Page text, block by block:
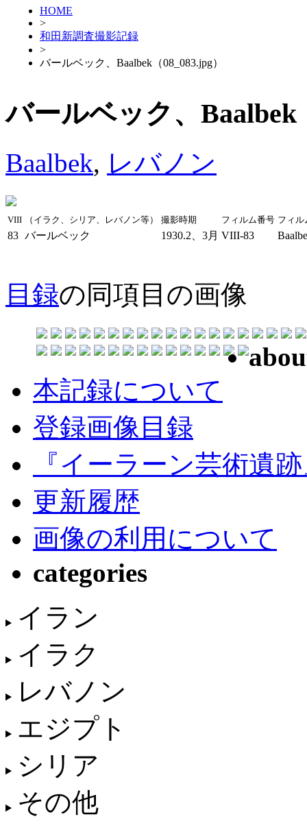
HOME
>
和田新調査撮影記録
>
バールベック、Baalbek（08_083.jpg）
バールベック、Baalbek
Baalbek, レバノン
VIII （イラク、シリア、レバノン等） 撮影時期 フィルム番号 フィル
83 バールベック 1930.2、3月 VIII-83
目録の同項目の画像
本記録について
登録画像目録
『イーラーン芸術遺
更新履歴
画像の利用について
categories
イラン
イラク
レバノン
エジプト
シリア
その他